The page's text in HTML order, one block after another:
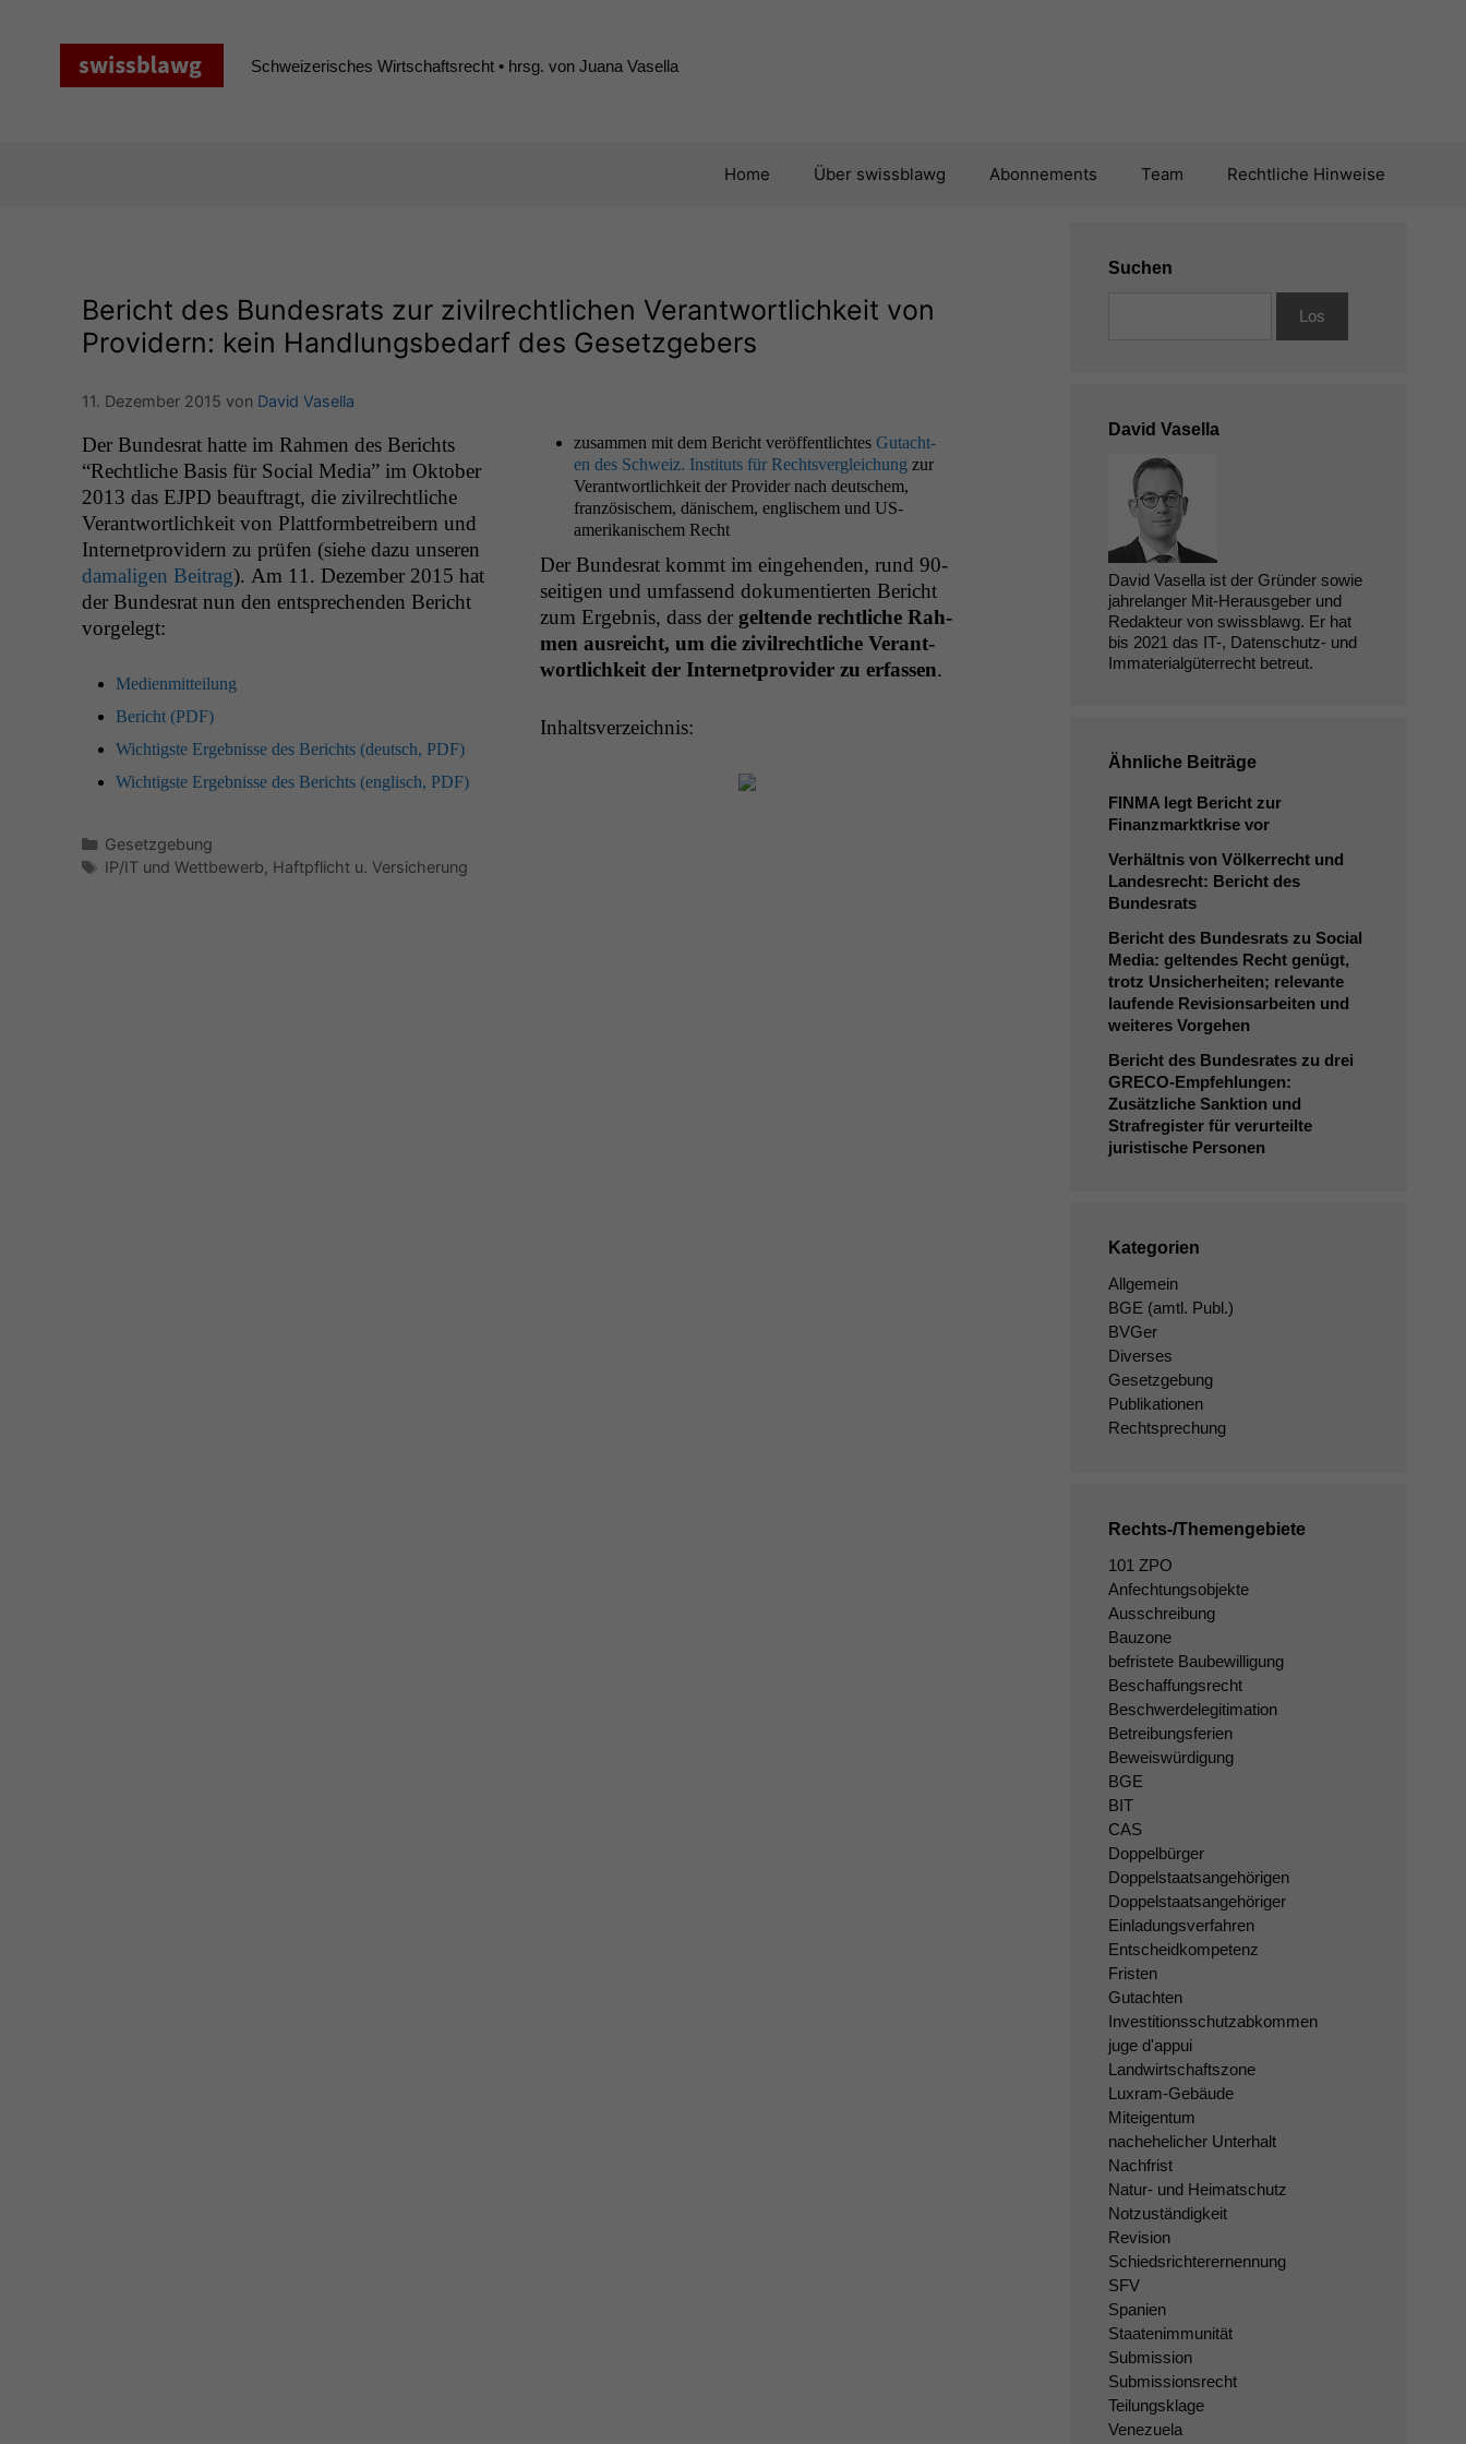
Schweizerisches Wirtschaftsrecht • hrsg. von Juana Vasella
Home Über swissblawg Abonnements Team Rechtliche Hinweise
Bericht des Bundesrats zur zivilrechtlichen Verantwortlichkeit von
Providern: kein Handlungsbedarf des Gesetzgebers
11. Dezember 2015 von David Vasella
Der Bun­desrat hat­te im Rah­men des Berichts
“Rechtliche Basis für Social Media” im Okto­ber
2013 das EJPD beauf­tragt, die zivil­rechtliche
Ver­ant­wortlichkeit von Plat­tform­be­treibern und
Inter­net­providern zu prüfen (siehe dazu unseren
dama­li­gen Beitrag). Am 11. Dezem­ber 2015 hat
der Bun­desrat nun den entsprechen­den Bericht
vorgelegt:
Medi­en­mit­teilung
Bericht (PDF)
Wichtig­ste Ergeb­nisse des Berichts (deutsch, PDF)
Wichtig­ste Ergeb­nisse des Berichts (englisch, PDF)
zusam­men mit dem Bericht veröf­fentlicht­es Gutacht­
en des Schweiz. Insti­tuts für Rechtsver­gle­ichung zur
Ver­ant­wortlichkeit der Provider nach deutschem,
franzö­sis­chem, dänis­chem, englis­chem und US-
amerikanis­chem Recht
Der Bun­desrat kommt im einge­hen­den, rund 90-
seit­i­gen und umfassend doku­men­tierten Bericht
zum Ergeb­nis, dass der gel­tende rechtliche Rah­
men aus­re­icht, um die zivil­rechtliche Ver­ant­
wortlichkeit der Inter­net­provider zu erfassen.
Inhaltsverze­ich­nis:
Kategorien
Gesetzgebung
Schlagwörter
IP/IT und Wettbewerb, Haftpflicht u. Versicherung
Suchen
David Vasella
David Vasella ist der Gründer sowie
jahrelanger Mit-Herausgeber und
Redakteur von swissblawg. Er hat
bis 2021 das IT-, Datenschutz- und
Immaterialgüterrecht betreut.
Ähnliche Beiträge
FINMAlegt Bericht zur
Finanzmarktkrise vor
Verhältnis von Völkerrecht und
Landesrecht: Bericht des
Bundesrats
Bericht des Bundesrats zu Social
Media: geltendes Recht genügt,
trotz Unsicherheiten; relevante
laufende Revisionsarbeiten und
weiteres Vorgehen
Bericht des Bundesrates zu drei
GRECO-Empfehlungen:
Zusätzliche Sanktion und
Strafregister für verurteilte
juristische Personen
Kategorien
Allgemein
BGE (amtl. Publ.)
BVGer
Diverses
Gesetzgebung
Publikationen
Rechtsprechung
Rechts-/Themengebiete
101 ZPO
Anfechtungsobjekte
Ausschreibung
Bauzone
befristete Baubewilligung
Beschaffungsrecht
Beschwerdelegitimation
Betreibungsferien
Beweiswürdigung
BGE
BIT
CAS
Doppelbürger
Doppelstaatsangehörigen
Doppelstaatsangehöriger
Einladungsverfahren
Entscheidkompetenz
Fristen
Gutachten
Investitionsschutzabkommen
juge d'appui
Landwirtschaftszone
Luxram-Gebäude
Miteigentum
nachehelicher Unterhalt
Nachfrist
Natur- und Heimatschutz
Notzuständigkeit
Revision
Schiedsrichterernennung
SFV
Spanien
Staatenimmunität
Submission
Submissionsrecht
Teilungsklage
Venezuela